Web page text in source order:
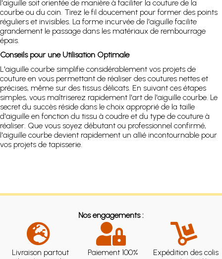
l'aiguille soit orientée de manière à faciliter la couture de la
courbe ou du coin. Tirez le fil doucement pour former des points
réguliers et invisibles. La forme incurvée de l'aiguille facilite
grandement le passage dans les matériaux de rembourrage
épais.
Conseils pour une Utilisation Optimale
L'aiguille courbe simplifie considérablement vos projets de
couture en vous permettant de réaliser des coutures nettes et
précises, même sur des tissus délicats. En suivant ces étapes
simples, vous maîtriserez rapidement l'art de l'aiguille courbe. Le
secret du succès réside dans le choix approprié de la taille
d'aiguille en fonction du tissu à coudre et du type de couture à
réaliser. Que vous soyez débutant ou professionnel confirmé,
l'aiguille courbe devient rapidement un allié incontournable pour
vos projets de tapisserie.
Nos engagements :
Livraison partout
Paiement 100%
Expédition des colis